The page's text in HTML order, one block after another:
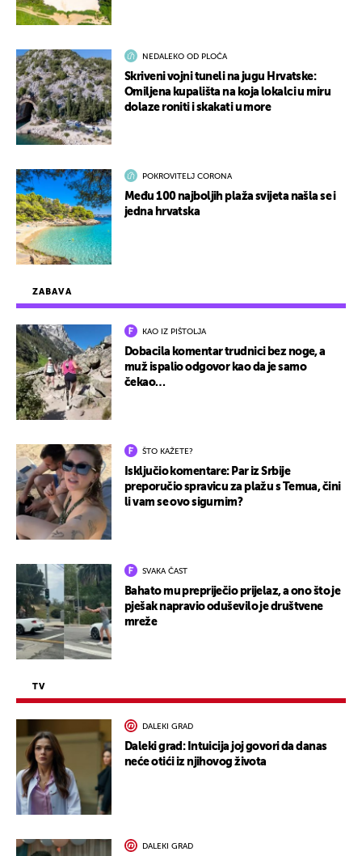
ZABAVA
KAO IZ PIŠTOLJA
Dobacila komentar trudnici bez noge, a
muž ispalio odgovor kao da je samo
čekao…
ŠTO KAŽETE?
Isključio komentare: Par iz Srbije
preporučio spravicu za plažu s Temua, čini
li vam se ovo sigurnim?
SVAKA ČAST
Bahato mu prepriječio prijelaz, a ono što je
pješak napravio oduševilo je društvene
mreže
TV
DALEKI GRAD
Daleki grad: Intuicija joj govori da danas
neće otići iz njihovog života
DALEKI GRAD
NEDALEKO OD PLOČA
Skriveni vojni tuneli na jugu Hrvatske:
Omiljena kupališta na koja lokalci u miru
dolaze roniti i skakati u more
POKROVITELJ CORONA
Među 100 najboljih plaža svijeta našla se i
jedna hrvatska